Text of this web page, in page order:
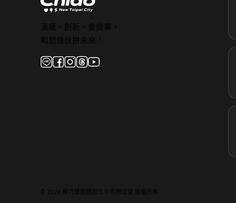
溫暖、創新、會做事，
和您做伙拚未來！
© 2026 蘇巧慧競選新北市長辦公室 版權所有